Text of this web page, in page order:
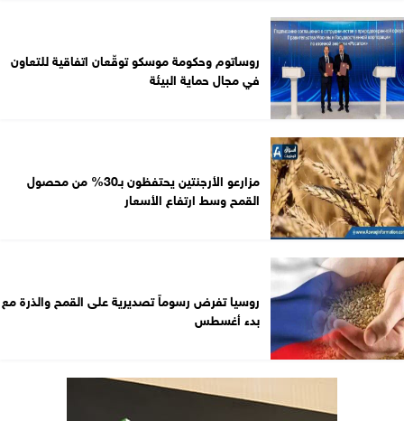
روساتوم وحكومة موسكو توقّعان اتفاقية للتعاون
في مجال حماية البيئة
مزارعو الأرجنتين يحتفظون بـ30% من محصول
القمح وسط ارتفاع الأسعار
روسيا تفرض رسوماً تصديرية على القمح والذرة مع
بدء أغسطس